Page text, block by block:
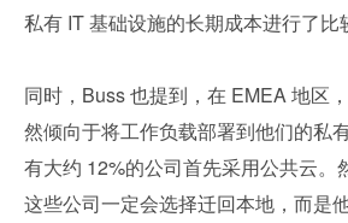
私有 IT 基础设施的长期成本进行了比
同时，Buss 也提到，在 EMEA 地区
然倾向于将工作负载部署到他们的私
有大约 12%的公司首先采用公共云。
这些公司一定会选择迁回本地，而是